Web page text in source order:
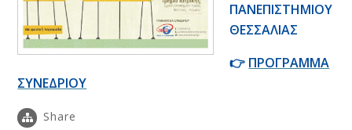
ΠΑΝΕΠΙΣΤΗΜΙΟΥ
ΘΕΣΣΑΛΙΑΣ
👉 ΠΡΟΓΡΑΜΜΑ
ΣΥΝΕΔΡΙΟΥ
Share